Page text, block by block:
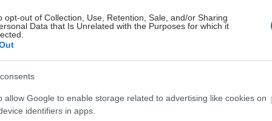
opt-out of Collection, Use, Retention, Sale, and/or Sharing
Data that Is Unrelated with the Purposes for which it
allow Google to enable storage related to advertising like cookies on
identifiers in apps.
άυλο ή μη- μπορούν να απευθυνθούν σε
συνεργαζόμενο κέντρο της περιοχής τους (δημόσιο
ανά περιοχή, βρίσκονται στο σημείο
Κέντρα Διενέργειας Εξετάσεων» στον ιστότοπο
mastografia.gov.gr